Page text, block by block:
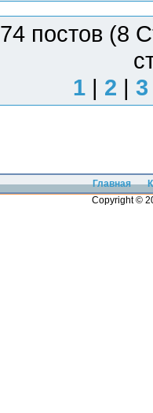
74 постов (8
1 | 2 | 3
Главная
Copyright ©